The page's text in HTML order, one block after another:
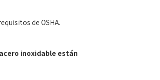
de OSHA.
inoxidable están